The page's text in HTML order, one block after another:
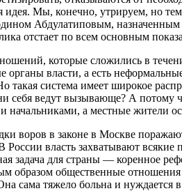
Мы, конечно, утрируем, но
Абдулатиповым,
отстает по всем основным
которые сложились в
власти, а есть
система имеет широкое
ведут вызывающе? А потому
начальниками, а местные жители
воров в законе в Москве
власть захватывают
задача для страны — коренное
образом общественные
сама тяжело больна и нуждается